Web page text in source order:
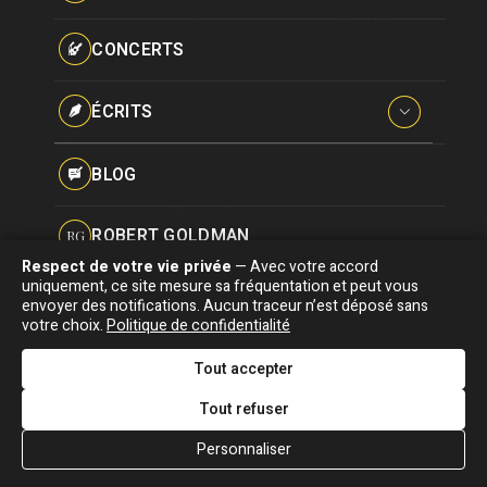
Pseudonymes
CONCERTS
ÉCRITS
Interviews
Hommages
BLOG
RG ROBERT GOLDMAN
PG PIERRE GOLDMAN
J&MJJG & MOI
Biographie
Discographie
Vidéographie
Concerts
Blog
Association "Parler d'sa vie" © Depuis 1997 - Tous droits réservés |
Signaler une erreur |Confidentialité|Gestion des cookies|Dernière
mise à jour : 05/08/2026
DESIGNED &
DEVELOPED BY
Respect de votre vie privée — Avec votre accord
uniquement, ce site mesure sa fréquentation et peut vous
envoyer des notifications. Aucun traceur n’est déposé sans
votre choix.Politique de confidentialité
Tout accepter
Tout refuser
Personnaliser